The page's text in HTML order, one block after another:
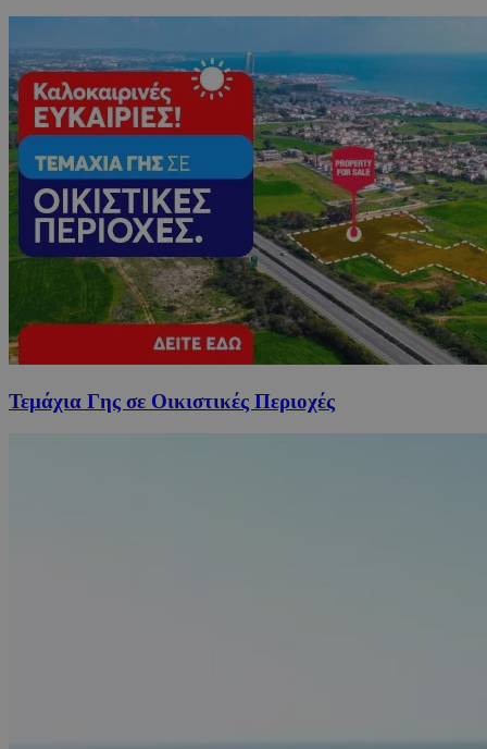
Τεμάχια Γης σε Οικιστικές Περιοχές